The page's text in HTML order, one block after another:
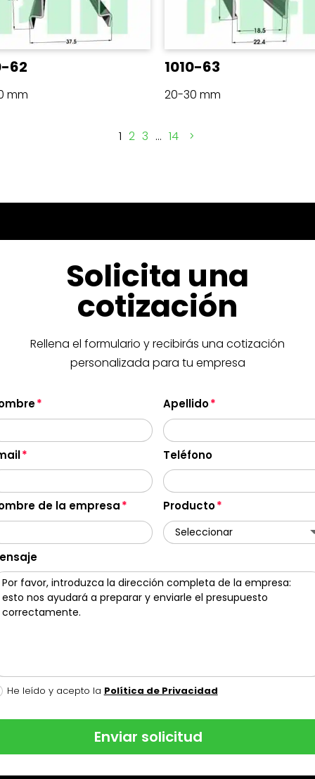
62
mm
1010-63
20-30 mm
1 2 3 … 14
Solicita una
cotización
Rellena el formulario y recibirás una cotización
personalizada para tu empresa
Apellido
Teléfono
de la empresa Producto
He leído y acepto la Política de Privacidad
Enviar solicitud